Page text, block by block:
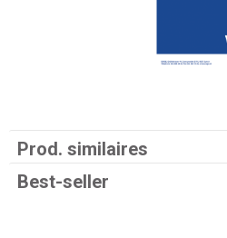
Prod. similaires
Best-seller